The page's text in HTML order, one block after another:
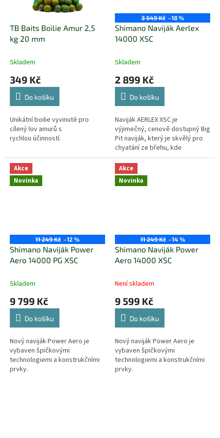
TB Baits Boilie Amur 2,5
kg 20 mm
Skladem
349 Kč
Do košíku
Unikátní boilie vyvinuté pro
cílený lov amurů s
rychlou účinností.
3 549 Kč –18 %
Shimano Naviják Aerlex
14000 XSC
Skladem
2 899 Kč
Do košíku
Naviják AERLEX XSC je
výjimečný, cenově dostupný Big
Pit naviják, který je skvělý pro
chyatání ze břehu, kde
potřebujete daleké náhozy.
Akce
Novinka
11 249 Kč –12 %
Shimano Naviják Power
Aero 14000 PG XSC
Skladem
9 799 Kč
Do košíku
Nový naviják Power Aero je
vybaven špičkovými
technologiemi a konstrukčními
prvky.
Akce
Novinka
11 249 Kč –14 %
Shimano Naviják Power
Aero 14000 XSC
Není skladem
9 599 Kč
Do košíku
Nový naviják Power Aero je
vybaven špičkovými
technologiemi a konstrukčními
prvky.